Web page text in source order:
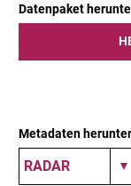
Datenpaket
Metadaten